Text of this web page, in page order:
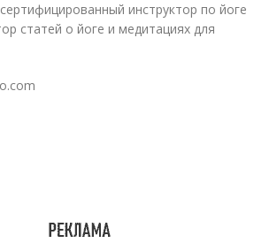
инструктор по йоге
статей о йоге и медитациях для